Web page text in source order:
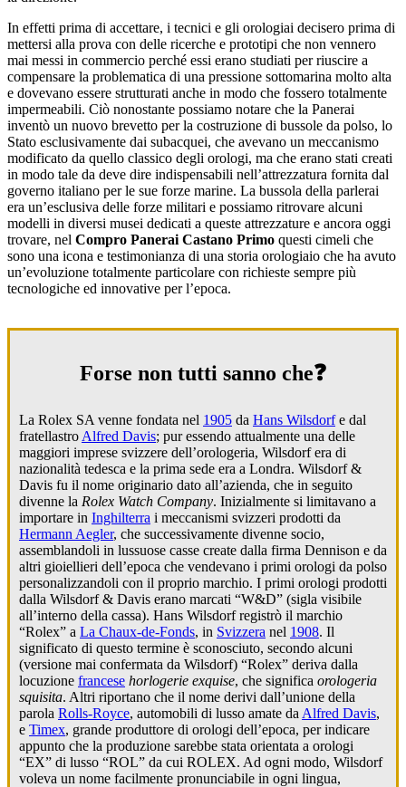
In effetti prima di accettare, i tecnici e gli orologiai decisero prima di
mettersi alla prova con delle ricerche e prototipi che non vennero
mai messi in commercio perché essi erano studiati per riuscire a
compensare la problematica di una pressione sottomarina molto alta
e dovevano essere strutturati anche in modo che fossero totalmente
impermeabili. Ciò nonostante possiamo notare che la Panerai
inventò un nuovo brevetto per la costruzione di bussole da polso, lo
Stato esclusivamente dai subacquei, che avevano un meccanismo
modificato da quello classico degli orologi, ma che erano stati creati
in modo tale da deve dire indispensabili nell’attrezzatura fornita dal
governo italiano per le sue forze marine. La bussola della parlerai
era un’esclusiva delle forze militari e possiamo ritrovare alcuni
modelli in diversi musei dedicati a queste attrezzature e ancora oggi
trovare, nel Compro Panerai Castano Primo questi cimeli che
sono una icona e testimonianza di una storia orologiaio che ha avuto
un’evoluzione totalmente particolare con richieste sempre più
tecnologiche ed innovative per l’epoca.
Forse non tutti sanno che❓
La Rolex SA venne fondata nel 1905 da Hans Wilsdorfe dal
fratellastro Alfred Davis; pur essendo attualmente una delle
maggiori imprese svizzere dell’orologeria, Wilsdorf era di
nazionalità tedesca e la prima sede era a Londra. Wilsdorf &
Davis fu il nome originario dato all’azienda, che in seguito
divenne la Rolex Watch Company. Inizialmente si limitavano a
importare in Inghilterra i meccanismi svizzeri prodotti da
Hermann Aegler, che successivamente divenne socio,
assemblandoli in lussuose casse create dalla firma Dennison e da
altri gioiellieri dell’epoca che vendevano i primi orologi da polso
personalizzandoli con il proprio marchio. I primi orologi prodotti
dalla Wilsdorf & Davis erano marcati “W&D” (sigla visibile
all’interno della cassa). Hans Wilsdorf registrò il marchio
“Rolex” a La Chaux-de-Fonds, in Svizzera nel 1908. Il
significato di questo termine è sconosciuto, secondo alcuni
(versione mai confermata da Wilsdorf) “Rolex” deriva dalla
locuzione francese horlogerie exquise, che significa orologeria
squisita. Altri riportano che il nome derivi dall’unione della
parola Rolls-Royce, automobili di lusso amate da Alfred Davis,
e Timex, grande produttore di orologi dell’epoca, per indicare
appunto che la produzione sarebbe stata orientata a orologi
“EX” di lusso “ROL” da cui ROLEX. Ad ogni modo, Wilsdorf
voleva un nome facilmente pronunciabile in ogni lingua,